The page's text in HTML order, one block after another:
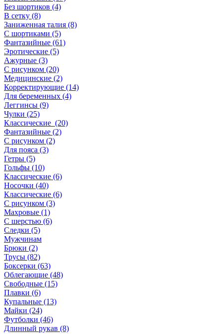
Без шортиков (4)
В сетку (8)
Заниженная талия (8)
C шортиками (5)
Фантазийные (61)
Эротические (5)
Ажурные (3)
С рисунком (20)
Медицинские (2)
Корректирующие (14)
Для беременных (4)
Леггинсы (9)
Чулки (25)
Классические (20)
Фантазийные (2)
С рисунком (2)
Для пояса (3)
Гетры (5)
Гольфы (10)
Классические (6)
Носочки (40)
Классические (6)
С рисунком (3)
Махровые (1)
С шерстью (6)
Следки (5)
Мужчинам
Брюки (2)
Трусы (82)
Боксерки (63)
Облегающие (48)
Свободные (15)
Плавки (6)
Купальные (13)
Майки (24)
Футболки (46)
Длинный рукав (8)